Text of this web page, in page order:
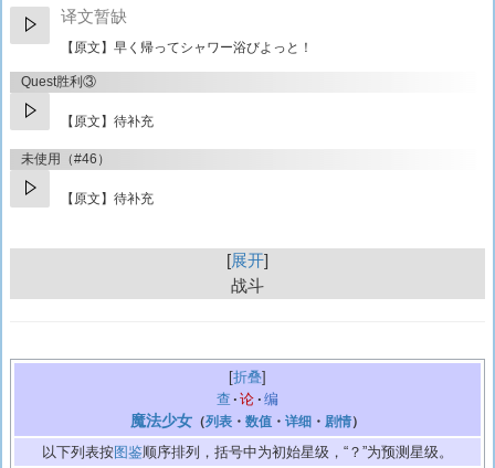
译文暂缺
【原文】 早く帰ってシャワー浴びよっと！
Quest胜利③
【原文】待补充
未使用（#46）
【原文】待补充
展开
战斗
折叠
查
论 编
魔法少女 （列表 ・ 数值 ・ 详细 ・ 剧情）
以下列表按图鉴顺序排列，括号中为初始星级，“？”为预测星级。